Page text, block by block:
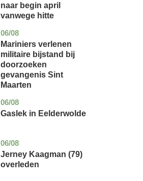
naar begin april
vanwege hitte
06/08
buitenland
Mariniers verlenen
militaire bijstand bij
doorzoeken
gevangenis Sint
Maarten
06/08
drenthe
nieuws
Gaslek in Eelderwolde
06/08
noord-
glossy
Jerney Kaagman (79)
overleden